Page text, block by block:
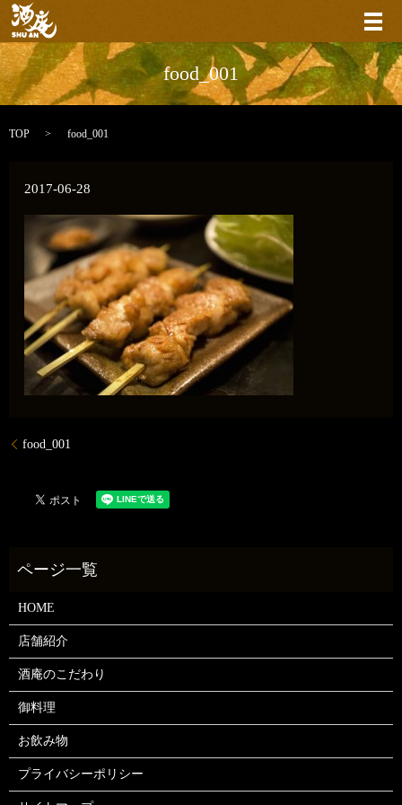
メ
food_001
TOP food_001
2017-06-28
food_001
HOME
店舗紹介
酒庵のこだわり
御料理
お飲み物
プライバシーポリシー